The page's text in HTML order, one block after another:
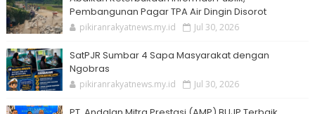
Pembangunan Pagar TPA Air Dingin Disorot
pikiranrakyatnews.my.id Jul 30, 2026
SatPJR Sumbar 4 Sapa Masyarakat dengan
Ngobras
pikiranrakyatnews.my.id Jul 30, 2026